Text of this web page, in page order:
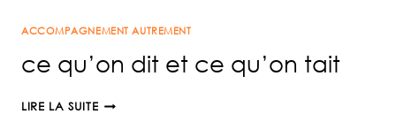
ACCOMPAGNEMENT AUTREMENT
ce qu’on dit et ce qu’on tait
LIRE LA SUITECE